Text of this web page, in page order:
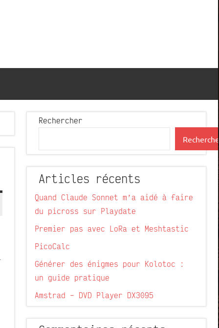
Rechercher
Articles récents
Quand Claude Sonnet m’a aidé à faire
du picross sur Playdate
Premier pas avec LoRa et Meshtastic
PicoCalc
Générer des énigmes pour Kolotoc :
un guide pratique
Amstrad – DVD Player DX3095